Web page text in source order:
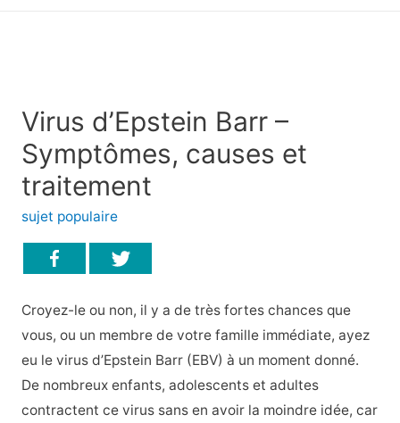
Virus d’Epstein Barr –
Symptômes, causes et
traitement
sujet populaire
Croyez-le ou non, il y a de très fortes chances que
vous, ou un membre de votre famille immédiate, ayez
eu le virus d’Epstein Barr (EBV) à un moment donné.
De nombreux enfants, adolescents et adultes
contractent ce virus sans en avoir la moindre idée, car